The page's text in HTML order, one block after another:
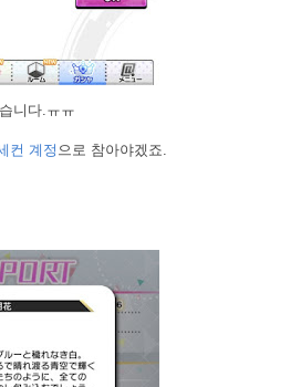
니다.ㅠㅠ
컨 계정으로 참아야겠죠.